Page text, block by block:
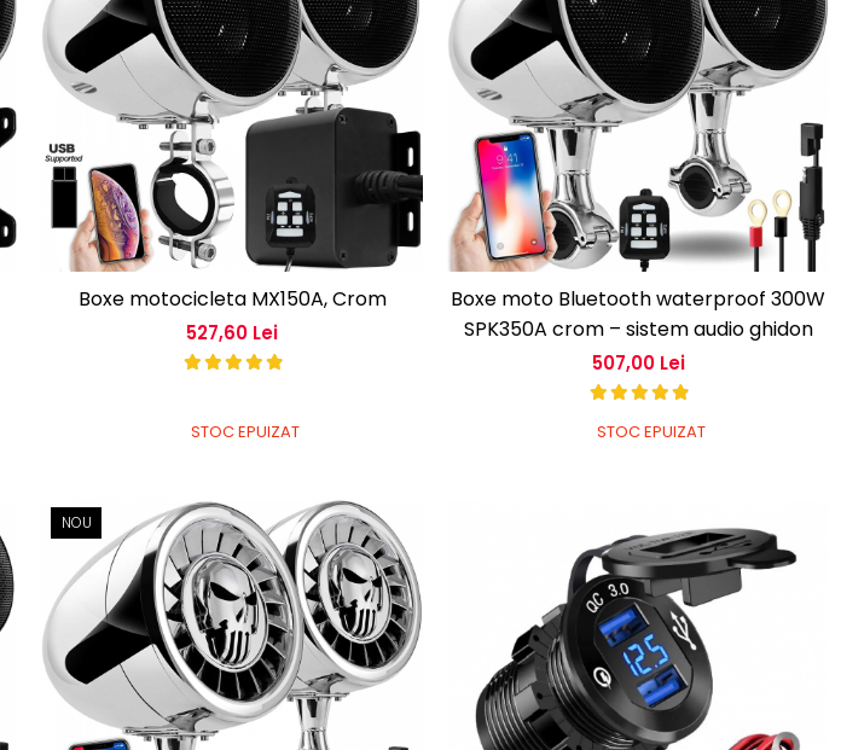
Boxe motocicleta MX150A, Crom
527,60 Lei
STOC EPUIZAT
Boxe moto Bluetooth waterproof 300W
SPK350A crom – sistem audio ghidon
507,00 Lei
STOC EPUIZAT
NOU